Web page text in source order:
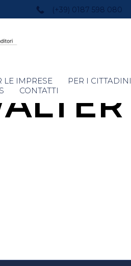
(+39) 0187 598 080
LE IMPRESE
PER I CITTADINI
CONTATTI